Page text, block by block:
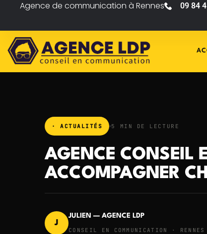
Agence de communication à Rennes 09 84
· ACTUALITÉS 5 MIN DE LECTURE
AGENCE CONSEIL
ACCOMPAGNER
J
JULIEN — AGENCE LDP
CONSEIL EN COMMUNICATION · RENNES